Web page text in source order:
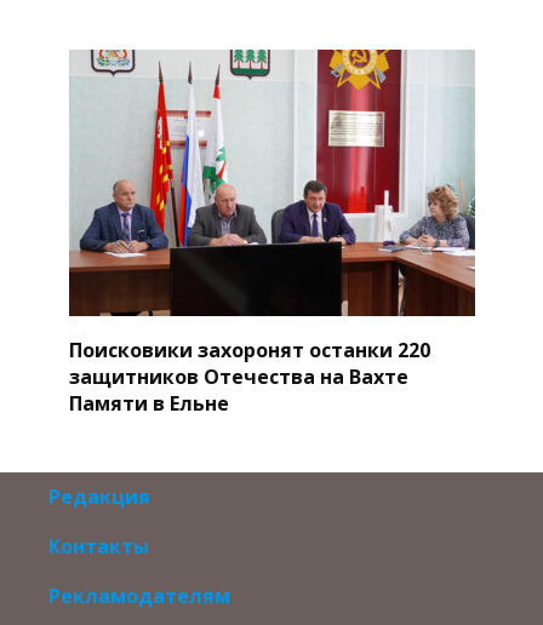
Поисковики захоронят останки 220
защитников Отечества на Вахте
Памяти в Ельне
Редакция
Контакты
Рекламодателям